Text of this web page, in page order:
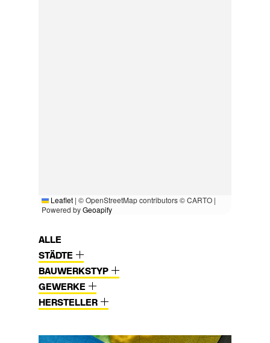
Leaflet | © OpenStreetMap contributors © CARTO |
Powered byGeoapify
ALLE
STÄDTE
BAUWERKSTYP
GEWERKE
HERSTELLER